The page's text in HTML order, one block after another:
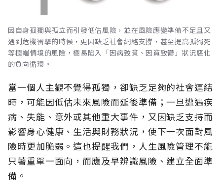
因自身孤獨與孤立而引發低估風險，並在風險應變準備不足且又
遇到危機衝擊的時候，更因缺乏社會網絡支撐，甚至提高孤獨死
等極端情境的風險，極易陷入「因病致貧、因貧致鬱」狀況惡化
的負向循環。
當一個人主觀不覺得孤獨，卻缺乏足夠的社會連結
時，可能因低估未來風險而延後準備；一旦遭遇疾
病、失能、意外或其他重大事件，又因缺乏支持而
影響身心健康、生活與財務狀況，使下一次面對風
險時更加脆弱。這也提醒我們，人生風險管理不能
只著重單一面向，而應及早辨識風險、建立全面準
備。